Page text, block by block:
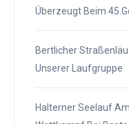
Überzeugt Beim
Bertlicher
Unserer Laufgruppe
Halterner Seelauf